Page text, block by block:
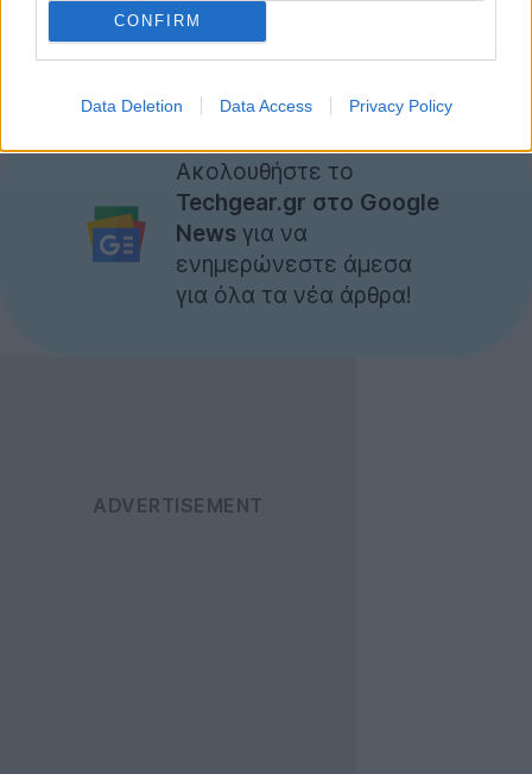
CONFIRM
Data Deletion Data Access Privacy Policy
Ακολουθήστε το
Techgear.gr στο Google
News για να
ενημερώνεστε άμεσα
για όλα τα νέα άρθρα!